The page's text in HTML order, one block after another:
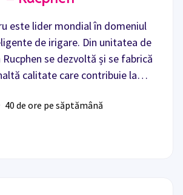
este lider mondial în domeniul
de irigare. Din unitatea de
se dezvoltă și se fabrică
calitate care contribuie la…
40 de ore pe săptămână